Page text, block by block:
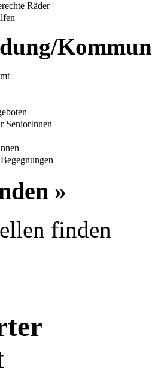
Räder
SeniorInnen
»
finden